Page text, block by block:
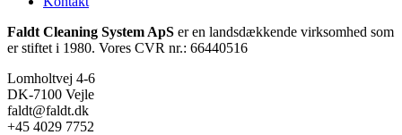
Faldt Cleaning System ApS er en landsdækkende virksomhed som
er stiftet i 1980. Vores CVR nr.: 66440516
Lomholtvej 4-6
DK-7100 Vejle
faldt@faldt.dk
+45 4029 7752